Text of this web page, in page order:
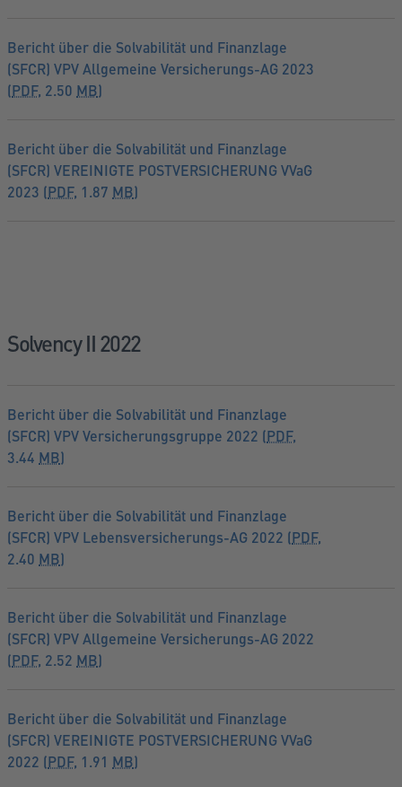
Bericht über die Solvabilität und Finanzlage
(SFCR) VPV Allgemeine Versicherungs-AG 2023
(PDF, 2.50 MB)
Bericht über die Solvabilität und Finanzlage
(SFCR) VEREINIGTE POSTVERSICHERUNG VVaG
2023 (PDF, 1.87 MB)
Solvency II 2022
Bericht über die Solvabilität und Finanzlage
(SFCR) VPV Versicherungsgruppe 2022 (PDF,
3.44 MB)
Bericht über die Solvabilität und Finanzlage
(SFCR) VPV Lebensversicherungs-AG 2022 (PDF,
2.40 MB)
Bericht über die Solvabilität und Finanzlage
(SFCR) VPV Allgemeine Versicherungs-AG 2022
(PDF, 2.52 MB)
Bericht über die Solvabilität und Finanzlage
(SFCR) VEREINIGTE POSTVERSICHERUNG VVaG
2022 (PDF, 1.91 MB)